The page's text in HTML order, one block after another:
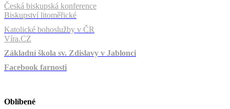
Česká biskupská konference
Biskupství litoměřické
Katolické bohoslužby v ČR
Víra.CZ
Základní škola sv. Zdislavy v Jablonci
Facebook farnosti
Oblíbené